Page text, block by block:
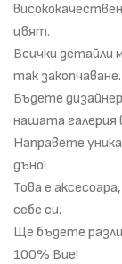
цвят.
Всички детайли
так закопчаване.
Бъдете
нашата галерия
Направете
дъно!
Това е
себе си.
Ще бъдете
100% Вие!